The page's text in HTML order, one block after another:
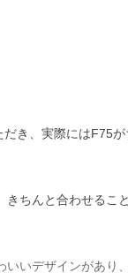
き、実際にはF75
きちんと合わせるこ
いいデザインがあり